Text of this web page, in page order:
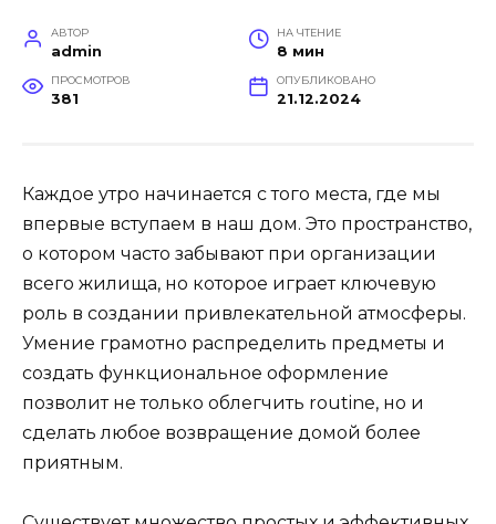
АВТОР
admin
НА ЧТЕНИЕ
8 мин
ПРОСМОТРОВ
381
ОПУБЛИКОВАНО
21.12.2024
Каждое утро начинается с того места, где мы
впервые вступаем в наш дом. Это пространство,
о котором часто забывают при организации
всего жилища, но которое играет ключевую
роль в создании привлекательной атмосферы.
Умение грамотно распределить предметы и
создать функциональное оформление
позволит не только облегчить routine, но и
сделать любое возвращение домой более
приятным.